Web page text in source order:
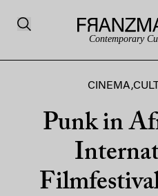
Contemporary
CINEMA,
Punk in